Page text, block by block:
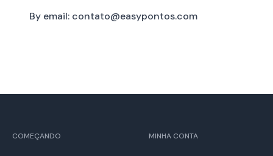
By email: contato@easypontos.com
COMEÇANDO MINHA CONTA